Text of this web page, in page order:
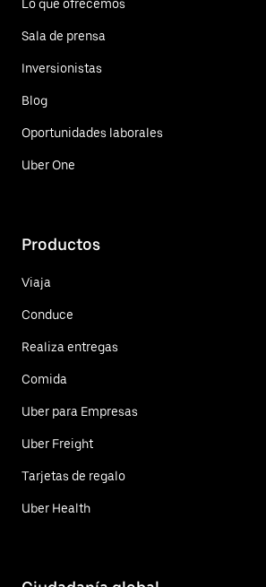
Lo que ofrecemos
Sala de prensa
Inversionistas
Blog
Oportunidades laborales
Uber One
Productos
Viaja
Conduce
Realiza entregas
Comida
Uber para Empresas
Uber Freight
Tarjetas de regalo
Uber Health